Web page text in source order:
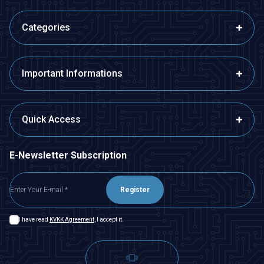
Categories
Important Informations
Quick Access
E-Newsletter Subscription
Register
I have read KVKK Agreement , I accept it.